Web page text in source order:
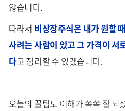
않습니다.
따라서 비상장주식은 내가 원할
사려는 사람이 있고 그 가격이 서
다고 정리할 수 있겠습니다.
오늘의 꿀팁도 이해가 쏙쏙 잘 되